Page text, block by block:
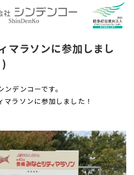
マラソンに参加しまし
デンコーです。
ラソンに参加しました！